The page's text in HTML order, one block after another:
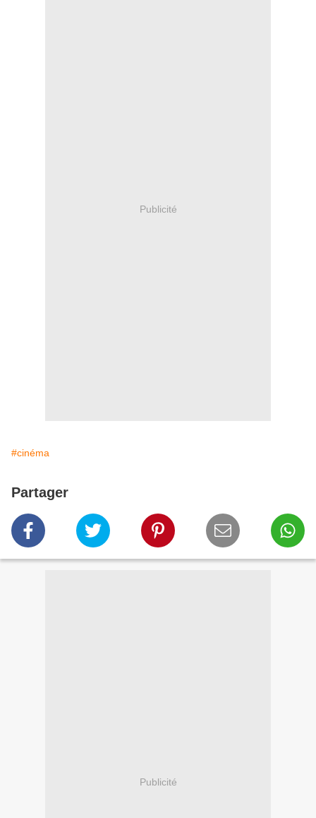
Publicité
#cinéma
Partager
Publicité